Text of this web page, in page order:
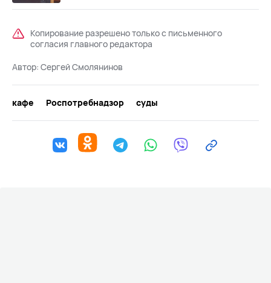
Копирование разрешено только с письменного
согласия главного редактора
Автор: Сергей Смолянинов
кафе Роспотребнадзор суды